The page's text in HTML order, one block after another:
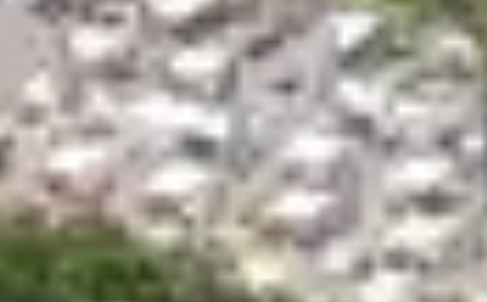
de brebis , decharcuteries localesou
aux canistrelli ,fiadoneou encore aumiel
proposés dans les villages ou en été,